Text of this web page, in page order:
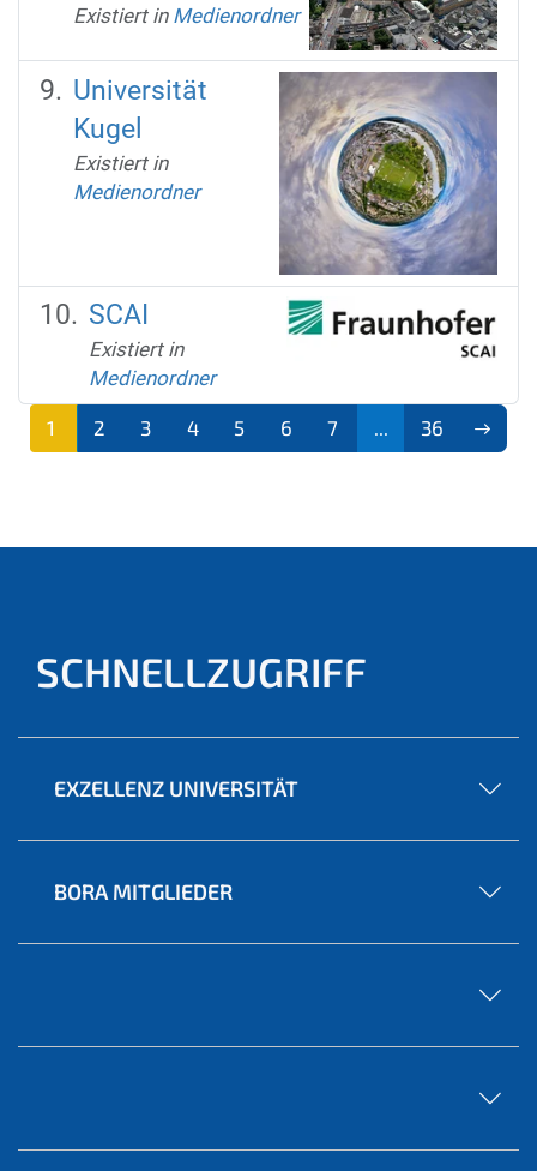
Existiert in Medienordner
Universität
Kugel
Existiert in
Medienordner
SCAI
Existiert in
Medienordner
1
2 3 4 5 6 7 36
SCHNELLZUGRIFF
EXZELLENZ UNIVERSITÄT
BORA MITGLIEDER